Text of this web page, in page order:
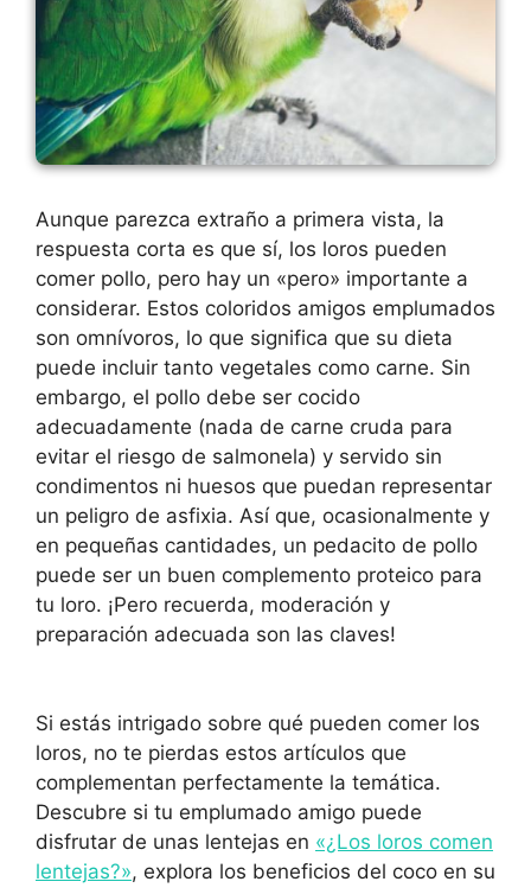
Aunque parezca extraño a primera vista, la
respuesta corta es que sí, los loros pueden
comer pollo, pero hay un «pero» importante a
considerar. Estos coloridos amigos emplumados
son omnívoros, lo que significa que su dieta
puede incluir tanto vegetales como carne. Sin
embargo, el pollo debe ser cocido
adecuadamente (nada de carne cruda para
evitar el riesgo de salmonela) y servido sin
condimentos ni huesos que puedan representar
un peligro de asfixia. Así que, ocasionalmente y
en pequeñas cantidades, un pedacito de pollo
puede ser un buen complemento proteico para
tu loro. ¡Pero recuerda, moderación y
preparación adecuada son las claves!
Si estás intrigado sobre qué pueden comer los
loros, no te pierdas estos artículos que
complementan perfectamente la temática.
Descubre si tu emplumado amigo puede
disfrutar de unas lentejas en «¿Los loros comen
lentejas?», explora los beneficios del coco en su